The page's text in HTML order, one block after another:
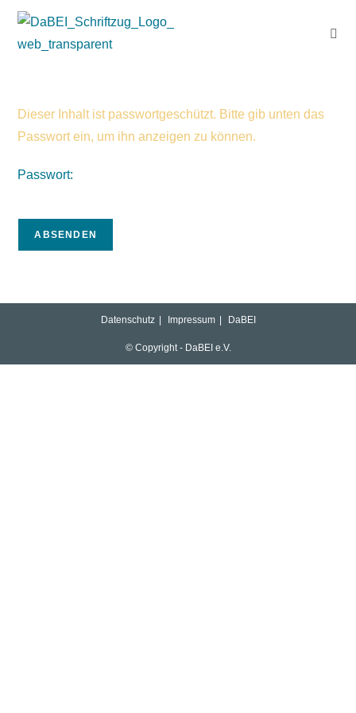
Dieser Inhalt ist passwortgeschützt. Bitte gib unten das
Passwort ein, um ihn anzeigen zu können.
Passwort:
Datenschutz Impressum DaBEI
© Copyright - DaBEI e.V.